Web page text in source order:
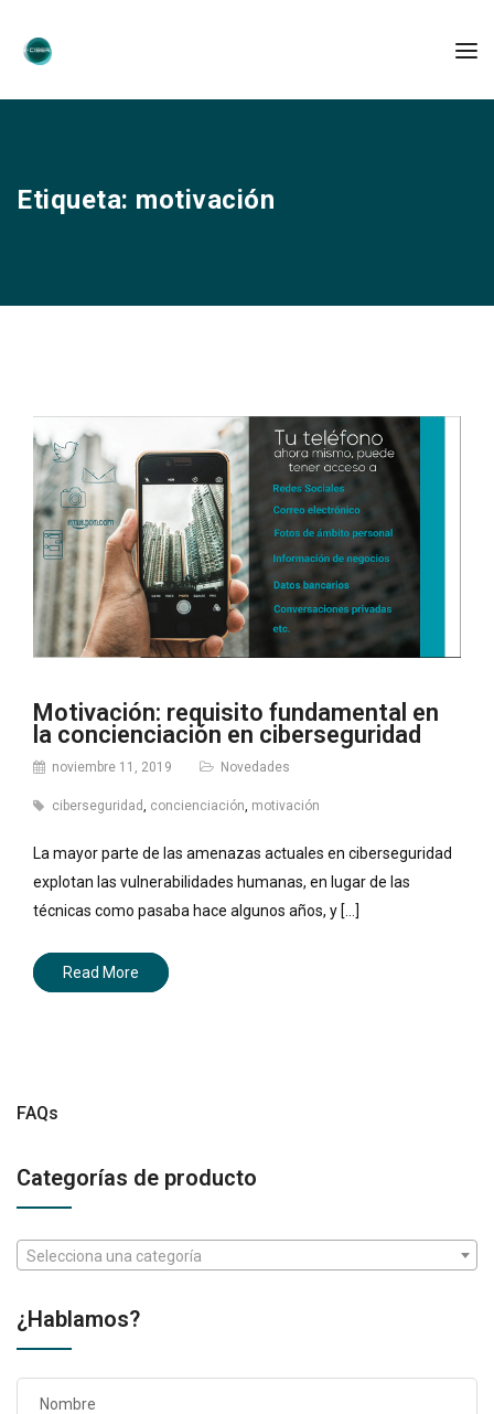
Etiqueta: motivación
Motivación: requisito fundamental en
la concienciación en ciberseguridad
noviembre 11, 2019 Novedades
ciberseguridad, concienciación, motivación
La mayor parte de las amenazas actuales en ciberseguridad
explotan las vulnerabilidades humanas, en lugar de las
técnicas como pasaba hace algunos años, y [...]
Read More
FAQs
Categorías de producto
Selecciona una categoría
¿Hablamos?